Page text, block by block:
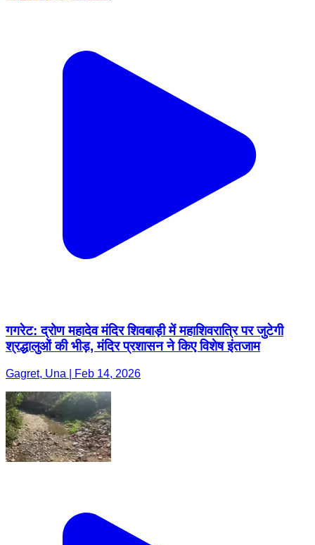
गगरेट: द्रोण महादेव मंदिर शिवबाड़ी में महाशिवरात्रि पर जुटेगी
श्रद्धालुओं की भीड़, मंदिर प्रशासन ने किए विशेष इंतजाम
Gagret, Una | Feb 14, 2026